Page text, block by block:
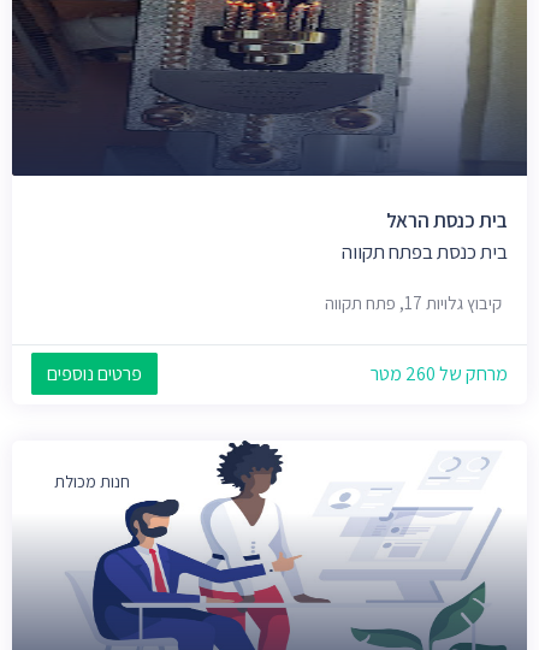
בית כנסת הראל
בית כנסת בפתח תקווה
קיבוץ גלויות 17, פתח תקווה
מרחק של 260 מטר פרטים נוספים
חנות מכולת